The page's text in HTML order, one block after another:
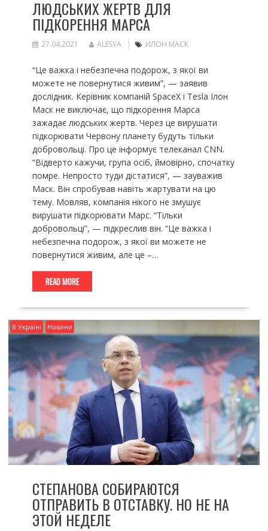
ЛЮДСЬКИХ ЖЕРТВ ДЛЯ
ПІДКОРЕННЯ МАРСА
27.04.2021 ALESYA ИЛОН МАСК
“Це важка і небезпечна подорож, з якої ви
можете не повернутися живим”, — заявив
дослідник. Керівник компаній SpaceX і Tesla Ілон
Маск не виключає, що підкорення Марса
зажадає людських жертв. Через це вирушати
підкорювати Червону планету будуть тільки
добровольці. Про це інформує телеканал CNN.
“Відверто кажучи, група осіб, ймовірно, спочатку
помре. Непросто туди дістатися”, — зауважив
Маск. Він спробував навіть жартувати на цю
тему. Мовляв, компанія нікого не змушує
вирушати підкорювати Марс. “Тільки
добровольці”, — підкреслив він. “Це важка і
небезпечна подорож, з якої ви можете не
повернутися живим, але це –…
READ MORE
В Україні Новини
СТЕПАНОВА СОБИРАЮТСЯ
ОТПРАВИТЬ В ОТСТАВКУ. НО НЕ НА
ЭТОЙ НЕДЕЛЕ